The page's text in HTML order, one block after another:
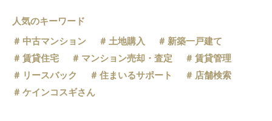
人気のキーワード
中古マンション
土地購入
新築一戸建て
賃貸住宅
マンション売却・査定
賃貸管理
リースバック
住まいるサポート
店舗検索
ケインコスギさん